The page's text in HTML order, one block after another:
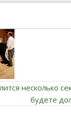
несколько
будете